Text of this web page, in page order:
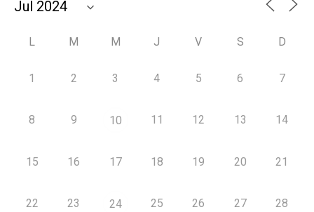
L M M J V S D
1 2 3 4 5 6 7
8 9 10 11 12 13 14
15 16 17 18 19 20 21
22 23 24 25 26 27 28